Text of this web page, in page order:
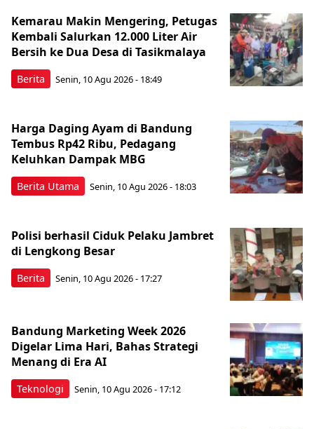
Berita
Kemarau Makin Mengering, Petugas
Kembali Salurkan 12.000 Liter Air
Bersih ke Dua Desa di Tasikmalaya
Senin, 10 Agu 2026 - 18:49
Berita Utama
Harga Daging Ayam di Bandung
Tembus Rp42 Ribu, Pedagang
Keluhkan Dampak MBG
Senin, 10 Agu 2026 - 18:03
Berita
Polisi berhasil Ciduk Pelaku Jambret
di Lengkong Besar
Senin, 10 Agu 2026 - 17:27
Teknologi
Bandung Marketing Week 2026
Digelar Lima Hari, Bahas Strategi
Menang di Era AI
Senin, 10 Agu 2026 - 17:12